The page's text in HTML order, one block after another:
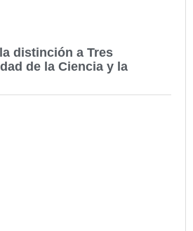
distinción a Tres
de la Ciencia y la